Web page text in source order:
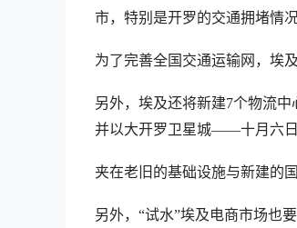
市，特别是开罗的交通拥堵情
为了完善全国交通运输网，埃
另外，埃及还将新建7个物流
并以大开罗卫星城——十月六日
夹在老旧的基础设施与新建的
另外，“试水”埃及电商市场也